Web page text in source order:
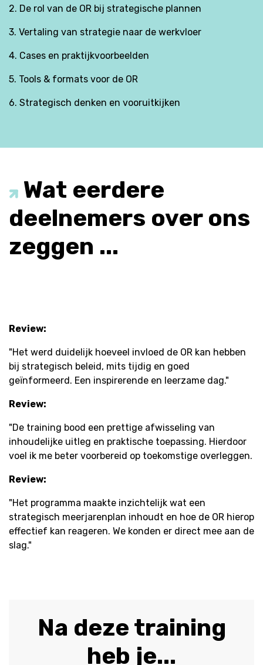
2. De rol van de OR bij strategische plannen
3. Vertaling van strategie naar de werkvloer
4. Cases en praktijkvoorbeelden
5. Tools & formats voor de OR
6. Strategisch denken en vooruitkijken
Wat eerdere
deelnemers over ons
zeggen ...
Review:
"Het werd duidelijk hoeveel invloed de OR kan hebben
bij strategisch beleid, mits tijdig en goed
geïnformeerd. Een inspirerende en leerzame dag."
Review:
"De training bood een prettige afwisseling van
inhoudelijke uitleg en praktische toepassing. Hierdoor
voel ik me beter voorbereid op toekomstige overleggen.
Review:
"Het programma maakte inzichtelijk wat een
strategisch meerjarenplan inhoudt en hoe de OR hierop
effectief kan reageren. We konden er direct mee aan de
slag."
Na deze training
heb je...